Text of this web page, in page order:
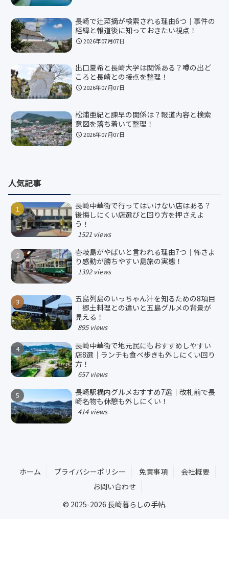
長崎で辻菜摘が検索される理由6つ｜事件の
経緯と報道後に知っておきたい視点！
2026年07月07日
出口夏希と長崎大学は関係ある？噂の出ど
ころと長崎との接点を整理！
2026年07月07日
松浦亜紀と諫早の関係は？報道内容と検索
意図を落ち着いて整理！
2026年07月07日
人気記事
長崎中華街で行ってはいけない店はある？
後悔しにくい店選びと回り方を押さえよ
う！
1521 views
壱岐島がやばいと言われる理由7つ｜怖さよ
り感動が勝ちやすい島旅の実態！
1392 views
五島列島のいっちゃん汁を知るための8項目
｜郷土料理との違いと五島グルメの背景が
見える！
895 views
長崎中華街で地元民にもおすすめしやすい
店8選｜ランチも食べ歩きも外しにくい回り
方！
657 views
長崎駅構内グルメおすすめ7選｜改札前で長
崎名物も休憩も外しにくい！
414 views
ホーム プライバシーポリシー 免責事項
会社概要
お問い合わせ
© 2025-2026 長崎暮らしの手帖.